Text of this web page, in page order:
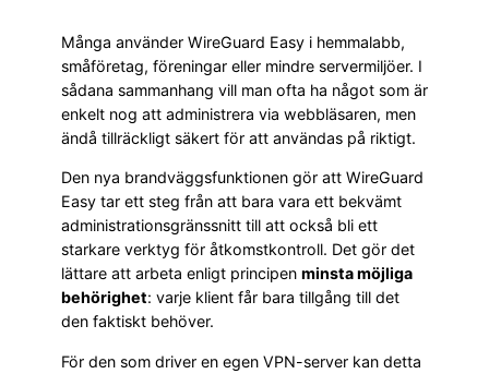
Många använder WireGuard Easy i hemmalabb,
småföretag, föreningar eller mindre servermiljöer. I
sådana sammanhang vill man ofta ha något som är
enkelt nog att administrera via webbläsaren, men
ändå tillräckligt säkert för att användas på riktigt.
Den nya brandväggsfunktionen gör att WireGuard
Easy tar ett steg från att bara vara ett bekvämt
administrationsgränssnitt till att också bli ett
starkare verktyg för åtkomstkontroll. Det gör det
lättare att arbeta enligt principen minsta möjliga
behörighet: varje klient får bara tillgång till det
den faktiskt behöver.
För den som driver en egen VPN-server kan detta